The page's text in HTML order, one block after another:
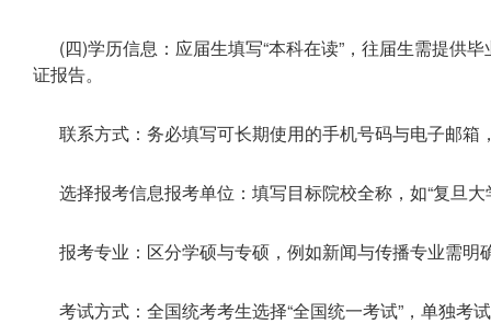
(四)学历信息：应届生填写“本科在读”，往届生需提供
证报告。
联系方式：务必填写可长期使用的手机号码与电子邮箱
选择报考信息报考单位：填写目标院校全称，如“复旦大
报考专业：区分学硕与专硕，例如新闻与传播专业需明
考试方式：全国统考考生选择“全国统一考试”，单独考